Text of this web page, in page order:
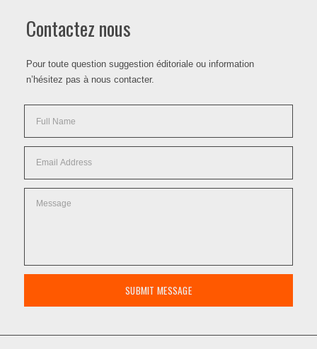
Contactez nous
Pour toute question suggestion éditoriale ou information
n’hésitez pas à nous contacter.
SUBMIT MESSAGE